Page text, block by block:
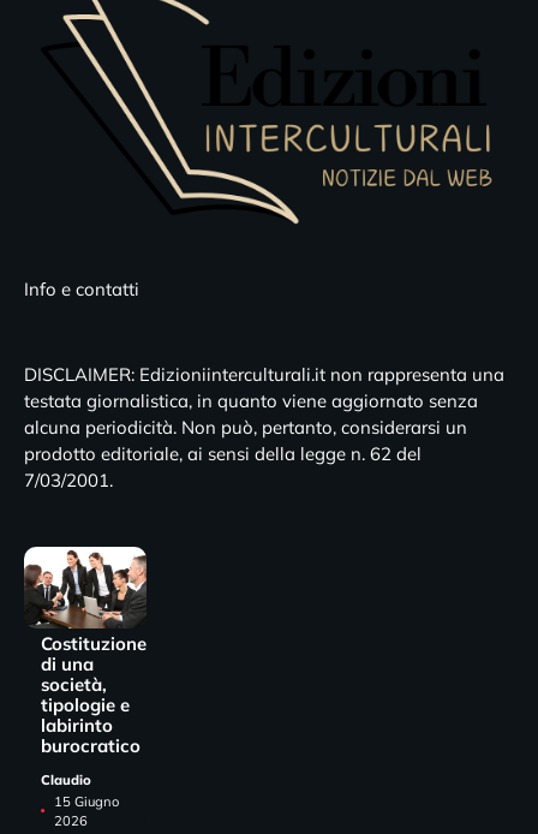
Info e contatti
DISCLAIMER: Edizioniinterculturali.it non rappresenta una
testata giornalistica, in quanto viene aggiornato senza
alcuna periodicità. Non può, pertanto, considerarsi un
prodotto editoriale, ai sensi della legge n. 62 del
7/03/2001.
Costituzione
di una
società,
tipologie e
labirinto
burocratico
Claudio
15 Giugno
2026